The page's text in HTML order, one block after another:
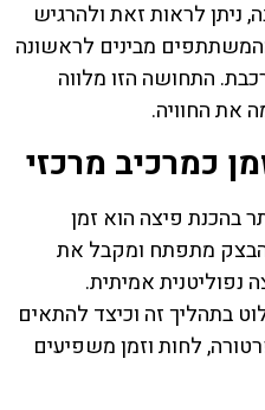
ניתן לראות זאת ולהרגיש
מבינים לראשונה
התחושה הזו מלווה
את החוויה.
כמרכיב מרכזי
בהכנת פיצה הוא זמן
מתפתח ומקבל את
נפוליטנית אמיתית.
בתהליך זה וכיצד להתאים
לחות וזמן משפיעים